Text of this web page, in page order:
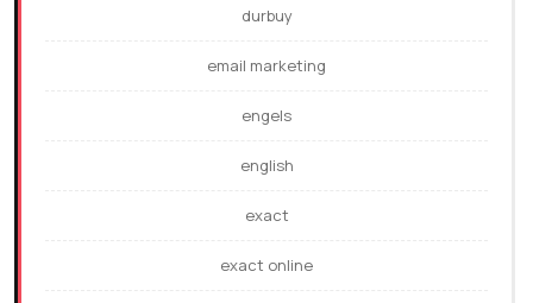
durbuy
email marketing
engels
english
exact
exact online